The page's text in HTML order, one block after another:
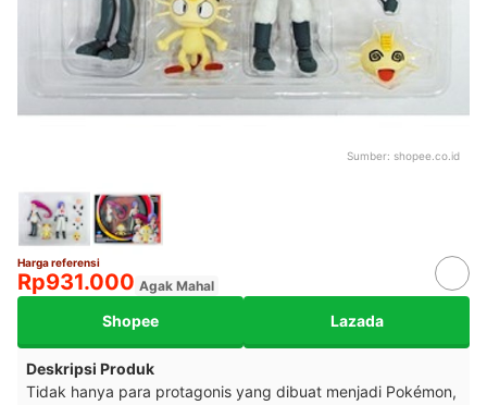
Sumber: shopee.co.id
Harga referensi
Rp931.000 Agak Mahal
Shopee Lazada
Deskripsi Produk
Tidak hanya para protagonis yang dibuat menjadi Pokémon,